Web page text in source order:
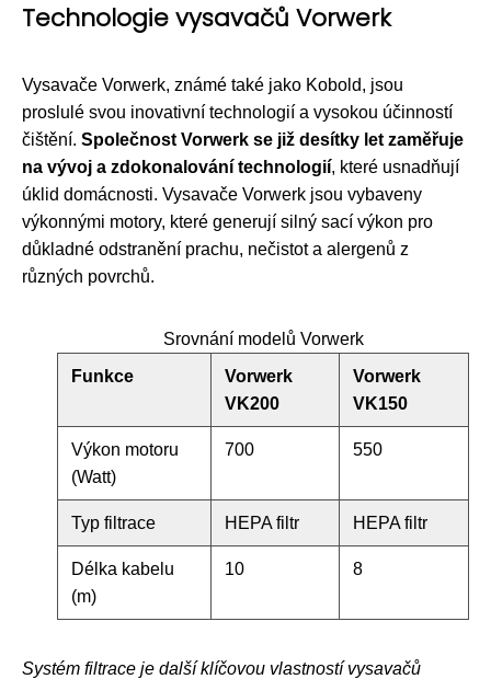
Technologie vysavačů Vorwerk
Vysavače Vorwerk, známé také jako Kobold, jsou
proslulé svou inovativní technologií a vysokou účinností
čištění. Společnost Vorwerk se již desítky let zaměřuje
na vývoj a zdokonalování technologií, které usnadňují
úklid domácnosti. Vysavače Vorwerk jsou vybaveny
výkonnými motory, které generují silný sací výkon pro
důkladné odstranění prachu, nečistot a alergenů z
různých povrchů.
Srovnání modelů Vorwerk
Funkce
Vorwerk
VK200
Vorwerk
VK150
Výkon motoru
(Watt)
700 550
Typ filtrace HEPA filtr HEPA filtr
Délka kabelu
(m)
10 8
Systém filtrace je další klíčovou vlastností vysavačů